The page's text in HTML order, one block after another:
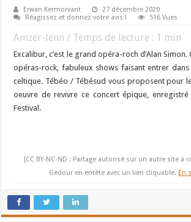
Erwan Kermorvant
27 décembre 2020
Réagissez et donnez votre avis !
516 Vues
Amzer-lenn / Temps de lecture : 1 min
Excalibur, c’est le grand opéra-roch d’Alan Simon.
opéras-rock, fabuleux shows faisant entrer dans
celtique. Tébéo / Tébésud vous proposent pour
oeuvre de revivre ce concert épique,
Festival.
[CC BY-NC-ND : Partage autorisé sur un autre site à
Gedour en entête avec un lien cliquable. En